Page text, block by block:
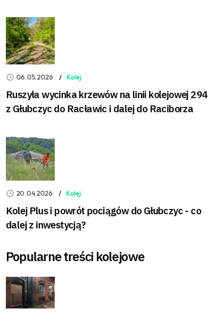
06.05.2026 Kolej
Ruszyła wycinka krzewów na linii kolejowej 294
z Głubczyc do Racławic i dalej do Raciborza
20.04.2026 Kolej
Kolej Plus i powrót pociągów do Głubczyc - co
dalej z inwestycją?
Popularne treści kolejowe